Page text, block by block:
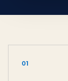
01